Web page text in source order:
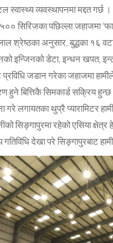
व्यवस्थापनमा मद्दत गर्छ ।
सिरिजका पछिल्ला जहाजमा
श्रेष्ठका अनुसार, बुद्धका १६
इन्जिनको डेटा, इन्धन खपत,
जडान गरेका जहाजमा
हुने बित्तिकै सिमकार्ड सक्रिय
गरे लगायतका थुप्रै प्यारामिटर
सिङ्गापुरमा रहेको एसिया
गतिविधि देखा परे सिङ्गापुरबाट